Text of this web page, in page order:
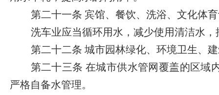
第二十一条 宾馆、餐饮、洗浴、文化体
洗车业应当循环用水，减少使用清洁水
第二十二条 城市园林绿化、环境卫生、
第二十三条 在城市供水管网覆盖的区域
严格自备水管理。